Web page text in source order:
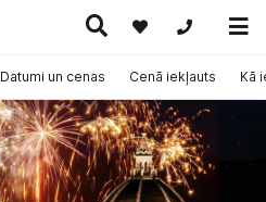
+371
Kruīzi
Karstie
piedāvājumi
Datumi un cenas Cenā iekļauts Kā